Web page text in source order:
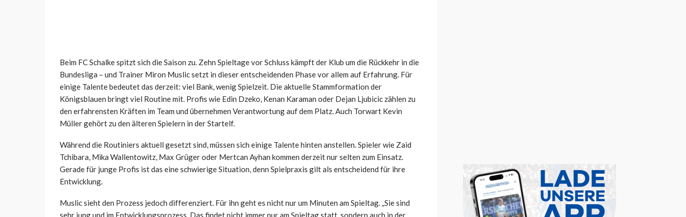
Beim FC Schalke spitzt sich die Saison zu. Zehn Spieltage vor Schluss kämpft der Klub um die Rückkehr in die
Bundesliga – und Trainer Miron Muslic setzt in dieser entscheidenden Phase vor allem auf Erfahrung. Für
einige Talente bedeutet das derzeit: viel Bank, wenig Spielzeit. Die aktuelle Stammformation der
Königsblauen bringt viel Routine mit. Profis wie Edin Dzeko, Kenan Karaman oder Dejan Ljubicic zählen zu
den erfahrensten Kräften im Team und übernehmen Verantwortung auf dem Platz. Auch Torwart Kevin
Müller gehört zu den älteren Spielern in der Startelf.
Während die Routiniers aktuell gesetzt sind, müssen sich einige Talente hinten anstellen. Spieler wie Zaid
Tchibara, Mika Wallentowitz, Max Grüger oder Mertcan Ayhan kommen derzeit nur selten zum Einsatz.
Gerade für junge Profis ist das eine schwierige Situation, denn Spielpraxis gilt als entscheidend für ihre
Entwicklung.
Muslic sieht den Prozess jedoch differenziert. Für ihn geht es nicht nur um Minuten am Spieltag. „Sie sind
sehr jung und im Entwicklungsprozess. Das findet nicht immer nur am Spieltag statt, sondern auch in der